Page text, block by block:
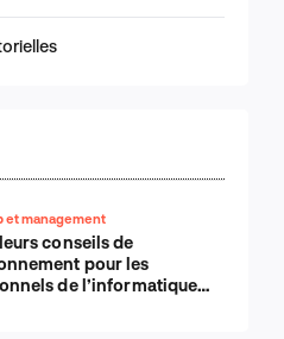
et management
conseils de
pour les
de l’informatique